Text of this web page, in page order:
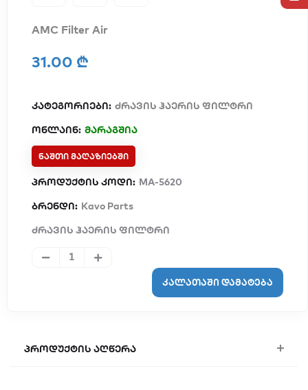
AMC Filter Air
31.00 ₾
კატეგორიები: ძრავის ჰაერის ფილტრი
ონლაინ: მარაგშია
ᲜᲐᲨᲗᲘ ᲛᲐᲦᲐᲖᲘᲔᲑᲨᲘ
პროდუქტის კოდი: MA-5620
ბრენდი: Kavo Parts
ძრავის ჰაერის ფილტრი
პროდუქტის აღწერა